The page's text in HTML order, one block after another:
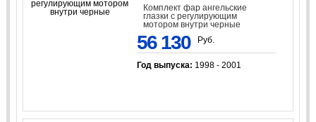
Комплект фар ангельские
глазки с регулирующим
мотором внутри черные
56 130 Руб.
Год выпуска: 1998 - 2001